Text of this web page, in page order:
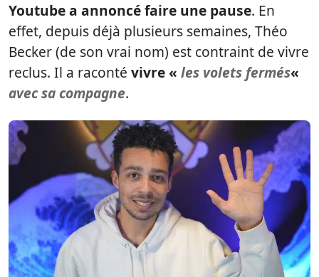
Youtube a annoncé faire une pause. En
effet, depuis déjà plusieurs semaines, Théo
Becker (de son vrai nom) est contraint de vivre
reclus. Il a raconté vivre« les volets fermés«
avec sa compagne.